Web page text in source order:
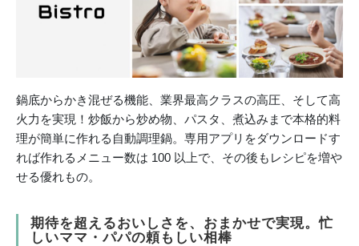
鍋底からかき混ぜる機能、業界最高クラスの高圧、そして高
火力を実現！炒飯から炒め物、パスタ、煮込みまで本格的料
理が簡単に作れる自動調理鍋。専用アプリをダウンロードす
れば作れるメニュー数は 100 以上で、その後もレシピを増や
せる優れもの。
期待を超えるおいしさを、おまかせで実現。忙
しいママ・パパの頼もしい相棒